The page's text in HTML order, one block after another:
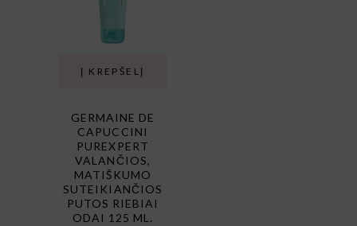
Į KREPŠELĮ
GERMAINE DE
CAPUCCINI
PUREXPERT
VALANČIOS,
MATIŠKUMO
SUTEIKIANČIOS
PUTOS RIEBIAI
ODAI 125 ML.